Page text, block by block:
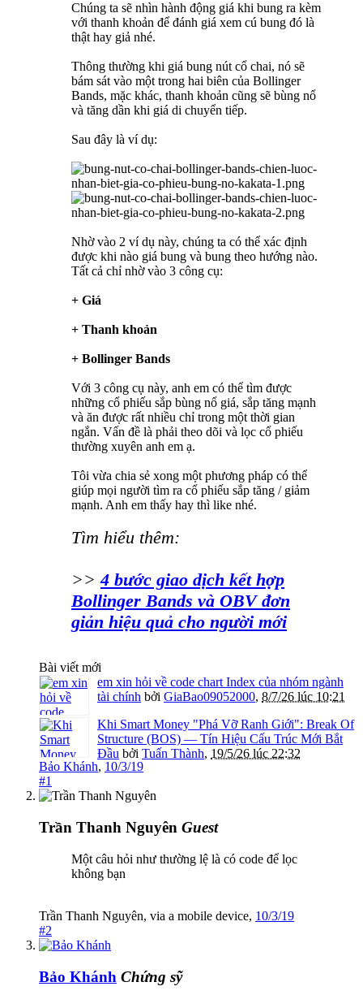
Chúng ta sẽ nhìn hành động giá khi bung ra kèm
với thanh khoản để đánh giá xem cú bung đó là
thật hay giả nhé.
Thông thường khi giá bung nút cổ chai, nó sẽ
bám sát vào một trong hai biên của Bollinger
Bands, mặc khác, thanh khoản cũng sẽ bùng nổ
và tăng dần khi giá di chuyển tiếp.
Sau đây là ví dụ:
Nhờ vào 2 ví dụ này, chúng ta có thể xác định
được khi nào giá bung và bung theo hướng nào.
Tất cả chỉ nhờ vào 3 công cụ:
+ Giá
+ Thanh khoản
+ Bollinger Bands
Với 3 công cụ này, anh em có thể tìm được
những cổ phiếu sắp bùng nổ giá, sắp tăng mạnh
và ăn được rất nhiều chỉ trong một thời gian
ngắn. Vấn đề là phải theo dõi và lọc cổ phiếu
thường xuyên anh em ạ.
Tôi vừa chia sẻ xong một phương pháp có thể
giúp mọi người tìm ra cổ phiếu sắp tăng / giảm
mạnh. Anh em thấy hay thì like nhé.
Tìm hiểu thêm:
>>4 bước giao dịch kết hợp
Bollinger Bands và OBV đơn
giản hiệu quả cho người mới
Bài viết mới
em xin hỏi về code chart Index của nhóm ngành
tài chính bởi GiaBao09052000, 8/7/26 lúc 10:21
Khi Smart Money "Phá Vỡ Ranh Giới": Break Of
Structure (BOS) — Tín Hiệu Cấu Trúc Mới Bắt
Đầu bởi Tuấn Thành, 19/5/26 lúc 22:32
Bảo Khánh, 10/3/19
#1
Trần Thanh Nguyên Guest
Một câu hỏi như thường lệ là có code để lọc
không bạn
Trần Thanh Nguyên, via a mobile device, 10/3/19
#2
Bảo Khánh Chứng sỹ